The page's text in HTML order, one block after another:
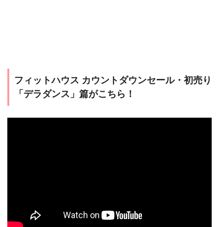
フィットハウス カウントダウンセール・初売り
「デラダンス」篇がこちら！